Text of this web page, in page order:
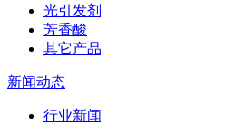
光引发剂
芳香酸
其它产品
新闻动态
行业新闻